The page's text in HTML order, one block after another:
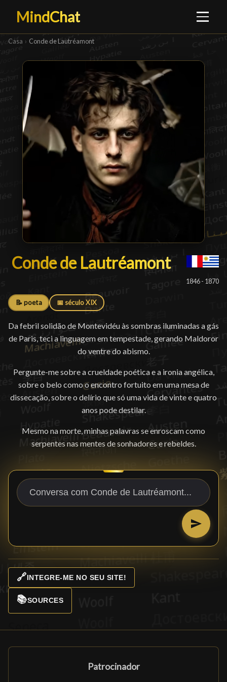
MindChat
Casa › Conde de Lautréamont
Conde de Lautréamont
Conde de Lautréamont█
1846 - 1870
📝 poeta 📅 século XIX
Da febril solidão de Montevidéu às sombras iluminadas a gás
de Paris, teci a linguagem em tempestade, gerando Maldoror
do ventre do abismo.
Pergunte-me sobre a crueldade poética e a ironia angélica,
sobre o belo como o encontro fortuito em uma mesa de
dissecação, sobre o delírio que só uma vida de vinte e quatro
anos pode destilar.
Mesmo na morte, minhas palavras se enroscam como
serpentes nas mentes de sonhadores e rebeldes.
🔗INTEGRE-ME NO SEU SITE!
📚SOURCES
Patrocinador